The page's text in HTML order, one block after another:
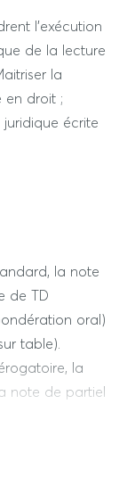
l’étude des
l'exécution
de la lecture
la
en droit ;
écrite
la note
de TD
oral)
table).
la
note de partiel